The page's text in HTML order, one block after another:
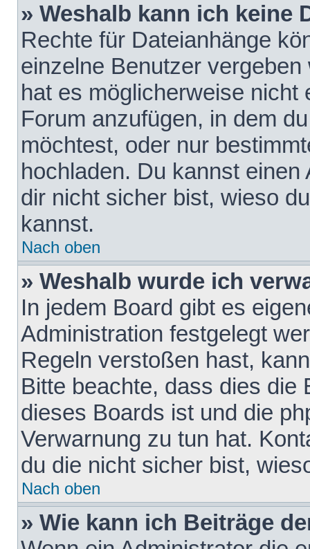
» Weshalb kann ich keine
Rechte für Dateianhänge
einzelne Benutzer
hat es möglicherweise nicht
Forum anzufügen, in dem
möchtest, oder nur
hochladen. Du kannst
dir nicht sicher bist, wieso
kannst.
Nach oben
» Weshalb wurde ich
In jedem Board gibt es
Administration festgelegt
Regeln verstoßen hast,
Bitte beachte, dass dies die
dieses Boards ist und die
Verwarnung zu tun hat.
du die nicht sicher bist,
Nach oben
» Wie kann ich Beiträge